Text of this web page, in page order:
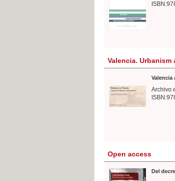
Valencia.
Archivo
Open access
Del